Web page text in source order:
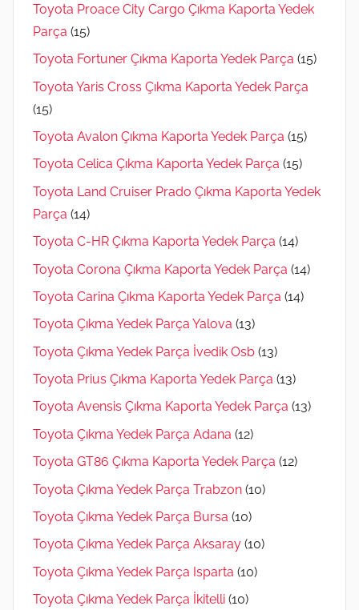
Toyota Proace City Cargo Çıkma Kaporta Yedek
Parça (15)
Toyota Fortuner Çıkma Kaporta Yedek Parça (15)
Toyota Yaris Cross Çıkma Kaporta Yedek Parça
(15)
Toyota Avalon Çıkma Kaporta Yedek Parça (15)
Toyota Celica Çıkma Kaporta Yedek Parça (15)
Toyota Land Cruiser Prado Çıkma Kaporta Yedek
Parça (14)
Toyota C-HR Çıkma Kaporta Yedek Parça (14)
Toyota Corona Çıkma Kaporta Yedek Parça (14)
Toyota Carina Çıkma Kaporta Yedek Parça (14)
Toyota Çıkma Yedek Parça Yalova (13)
Toyota Çıkma Yedek Parça İvedik Osb (13)
Toyota Prius Çıkma Kaporta Yedek Parça (13)
Toyota Avensis Çıkma Kaporta Yedek Parça (13)
Toyota Çıkma Yedek Parça Adana (12)
Toyota GT86 Çıkma Kaporta Yedek Parça (12)
Toyota Çıkma Yedek Parça Trabzon (10)
Toyota Çıkma Yedek Parça Bursa (10)
Toyota Çıkma Yedek Parça Aksaray (10)
Toyota Çıkma Yedek Parça Isparta (10)
Toyota Çıkma Yedek Parça İkitelli (10)